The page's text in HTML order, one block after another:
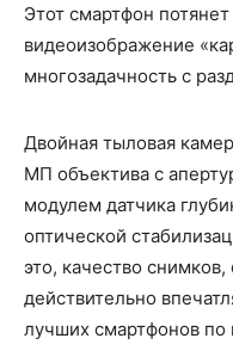
Этот смартфон
видеоизображение
многозадачность с
Двойная тыловая
МП объектива с
модулем датчика
оптической
это, качество
действительно
лучших смартфонов по